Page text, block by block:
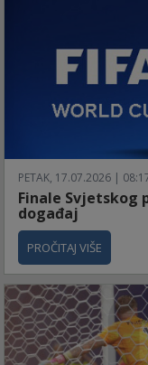
PETAK, 17.07.2026 |
Finale Svjetskog
događaj
PROČITAJ VIŠE